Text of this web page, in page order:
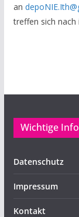
an
treffen sich nach
Wichtige
Datenschutz
Impressum
Kontakt